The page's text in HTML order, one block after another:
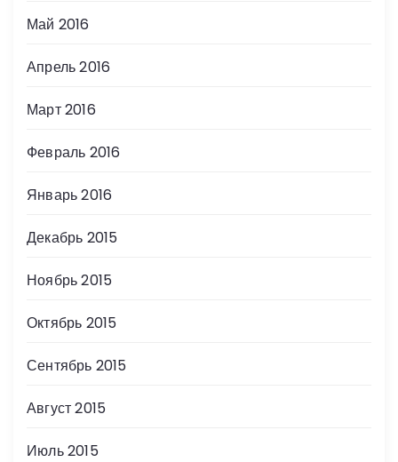
Май 2016
Апрель 2016
Март 2016
Февраль 2016
Январь 2016
Декабрь 2015
Ноябрь 2015
Октябрь 2015
Сентябрь 2015
Август 2015
Июль 2015